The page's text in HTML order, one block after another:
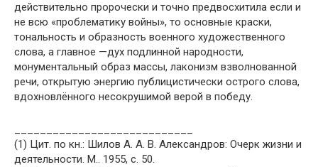
действительно пророчески и точно предвосхитила если и
не всю «проблематику войны», то основные краски,
тональность и образность военного художественного
слова, а главное —дух подлинной народности,
монументальный образ массы, лаконизм взволнованной
речи, открытую энергию публицистически острого слова,
вдохновлённого несокрушимой верой в победу.
(1) Цит. по кн.: Шилов А. А. В. Александров: Очерк жизни и
деятельности. М.. 1955, с. 50.